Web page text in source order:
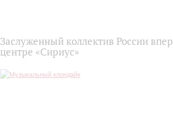
Заслуженный коллектив России
центре «Сириус»